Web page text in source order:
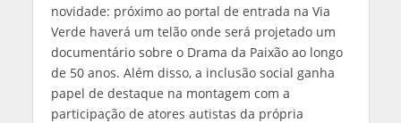
novidade: próximo ao portal de entrada na Via
Verde haverá um telão onde será projetado um
documentário sobre o Drama da Paixão ao longo
de 50 anos. Além disso, a inclusão social ganha
papel de destaque na montagem com a
participação de atores autistas da própria